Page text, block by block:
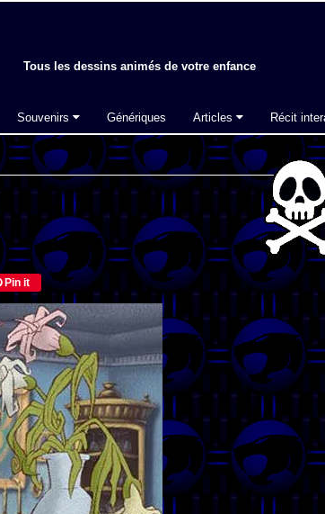
Tous les dessins animés de votre enfance
Souvenirs Génériques Articles Récit
Pin it